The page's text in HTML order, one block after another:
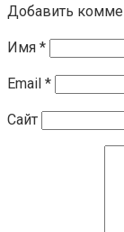
Добавить
Имя *
Email *
Сайт